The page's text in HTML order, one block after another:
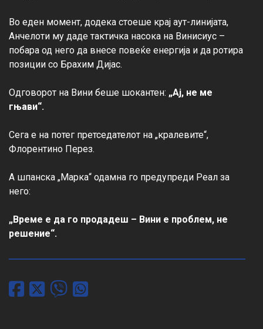
Во еден момент, додека стоеше крај аут-линијата,
Анчелоти му даде тактичка насока на Винисиус –
побара од него да внесе повеќе енергија и да ротира
позиции со Брахим Дијас.
Одговорот на Вини беше шокантен: „Ај, не ме
гњави“.
Сега е на потег претседателот на „кралевите“,
Флорентино Перез.
А шпанска „Марка“ одамна го предупреди Реал за
него:
„Време е да го продадеш – Вини е проблем, не
решение“.